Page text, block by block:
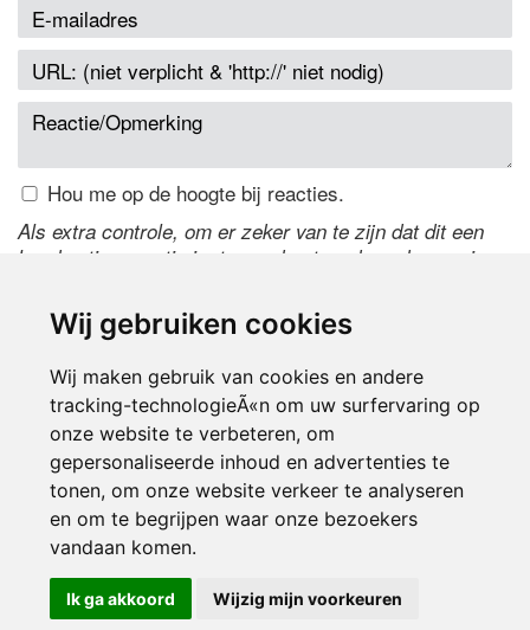
Wij gebruiken cookies
Wij maken gebruik van cookies en andere
tracking-technologieÃ«n om uw surfervaring op
onze website te verbeteren, om
gepersonaliseerde inhoud en advertenties te
tonen, om onze website verkeer te analyseren
en om te begrijpen waar onze bezoekers
vandaan komen.
Ik ga akkoord Wijzig mijn voorkeuren
Hou me op de hoogte bij reacties.
Als extra controle, om er zeker van te zijn dat dit een
handmatige reactie is, typ onderstaande code over in
de code te wijzigen.
© 2000-2026 UFE Media:Managersonline.nl|Brisk magazine
Partners:Autowereld.com